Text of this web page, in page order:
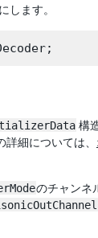
します。
構
詳細については、
のチャンネ